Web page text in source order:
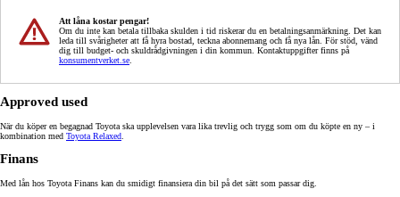
Att låna kostar pengar!
Om du inte kan betala tillbaka skulden i tid riskerar du en betalningsanmärkning. Det kan
leda till svårigheter att få hyra bostad, teckna abonnemang och få nya lån. För stöd, vänd
dig till budget- och skuldrådgivningen i din kommun. Kontaktuppgifter finns på
konsumentverket.se
Approved used
När du köper en begagnad Toyota ska upplevelsen vara lika trevlig och trygg som om du köpte en ny – i
kombination med Toyota Relaxed
Finans
Med lån hos Toyota Finans kan du smidigt finansiera din bil på det sätt som passar dig.